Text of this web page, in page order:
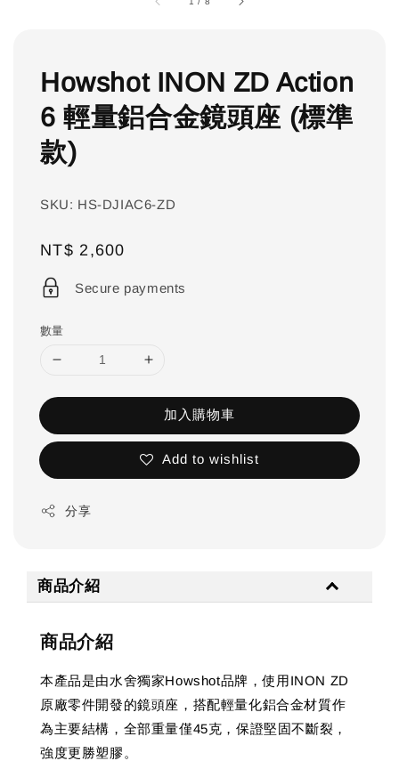
Howshot INON ZD Action
6 輕量鋁合金鏡頭座 (標準
款)
SKU: HS-DJIAC6-ZD
Regular
price
NT$ 2,600
Secure payments
數量
加入購物車
Add to wishlist
分享
商品介紹
商品介紹
本產品是由水舍獨家Howshot品牌，使用INON ZD
原廠零件開發的鏡頭座，搭配輕量化鋁合金材質作
為主要結構，全部重量僅45克，保證堅固不斷裂，
強度更勝塑膠。